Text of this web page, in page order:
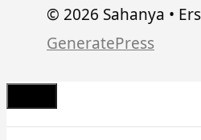
© 2026 Sahanya •
GeneratePress
Schließen